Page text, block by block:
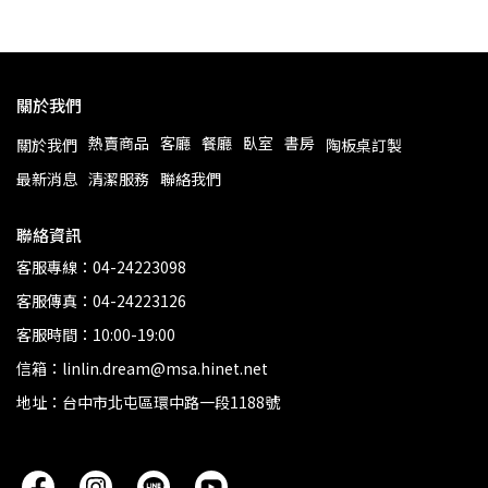
關於我們
關於我們 熱賣商品 客廳 餐廳 臥室 書房 陶板桌訂製
最新消息 清潔服務 聯絡我們
聯絡資訊
客服專線：04-24223098
客服傳真：04-24223126
客服時間：10:00-19:00
信箱：linlin.dream@msa.hinet.net
地址：台中市北屯區環中路一段1188號